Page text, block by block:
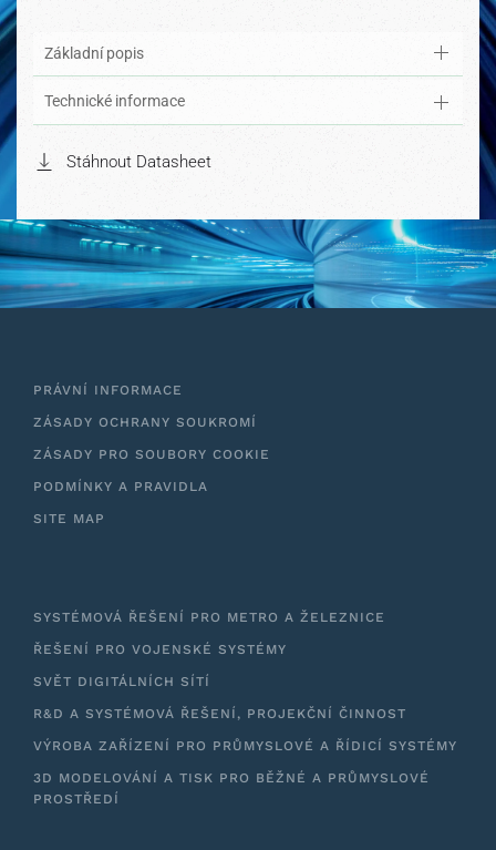
Základní popis
Technické informace
Stáhnout Datasheet
PRÁVNÍ INFORMACE
ZÁSADY OCHRANY SOUKROMÍ
ZÁSADY PRO SOUBORY COOKIE
PODMÍNKY A PRAVIDLA
SITE MAP
SYSTÉMOVÁ ŘEŠENÍ PRO METRO A ŽELEZNICE
ŘEŠENÍ PRO VOJENSKÉ SYSTÉMY
SVĚT DIGITÁLNÍCH SÍTÍ
R&D A SYSTÉMOVÁ ŘEŠENÍ, PROJEKČNÍ ČINNOST
VÝROBA ZAŘÍZENÍ PRO PRŮMYSLOVÉ A ŘÍDICÍ SYSTÉMY
3D MODELOVÁNÍ A TISK PRO BĚŽNÉ A PRŮMYSLOVÉ
PROSTŘEDÍ